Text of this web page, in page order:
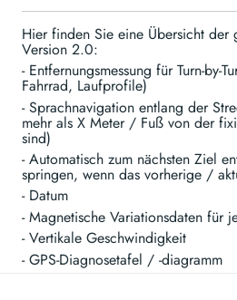
Hier finden Sie eine Übersicht der
Version 2.0:
- Entfernungsmessung für Turn-by-
Fahrrad, Laufprofile)
- Sprachnavigation entlang der
mehr als X Meter / Fuß von der
sind)
- Automatisch zum nächsten Ziel
springen, wenn das vorherige /
- Datum
- Magnetische Variationsdaten für
- Vertikale Geschwindigkeit
- GPS-Diagnosetafel / -diagramm